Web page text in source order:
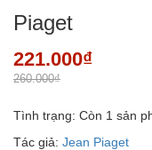
Piaget
221.000₫
260.000₫
Tình trạng: Còn 1 sản
Tác giả: Jean Piaget